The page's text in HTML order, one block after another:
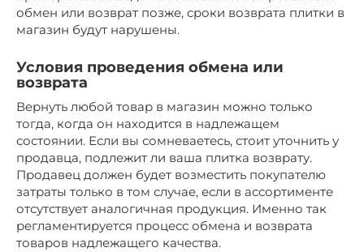
обмен или возврат позже, сроки возврата плитки в
магазин будут нарушены.
Условия проведения обмена или
возврата
Вернуть любой товар в магазин можно только
тогда, когда он находится в надлежащем
состоянии. Если вы сомневаетесь, стоит уточнить у
продавца, подлежит ли ваша плитка возврату.
Продавец должен будет возместить покупателю
затраты только в том случае, если в ассортименте
отсутствует аналогичная продукция. Именно так
регламентируется процесс обмена и возврата
товаров надлежащего качества.